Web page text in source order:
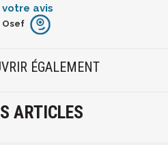
votre avis
Osef
ÉGALEMENT
ARTICLES